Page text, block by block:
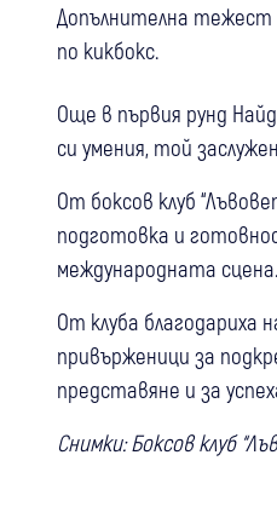
Допълнителна тежест
по кикбокс.
Още в първия рунд
си умения, той
От боксов клуб
подготовка и
международната сцена.
От клуба благодариха
привърженици за
представяне и за
Снимки: Боксов клуб